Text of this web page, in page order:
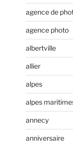
agence de
agence photo
albertville
allier
alpes
alpes
annecy
anniversaire